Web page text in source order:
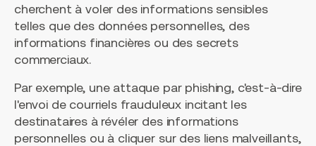
cherchent à voler des informations sensibles
telles que des données personnelles, des
informations financières ou des secrets
commerciaux.
Par exemple, une attaque par phishing, c'est-à-dire
l'envoi de courriels frauduleux incitant les
destinataires à révéler des informations
personnelles ou à cliquer sur des liens malveillants,